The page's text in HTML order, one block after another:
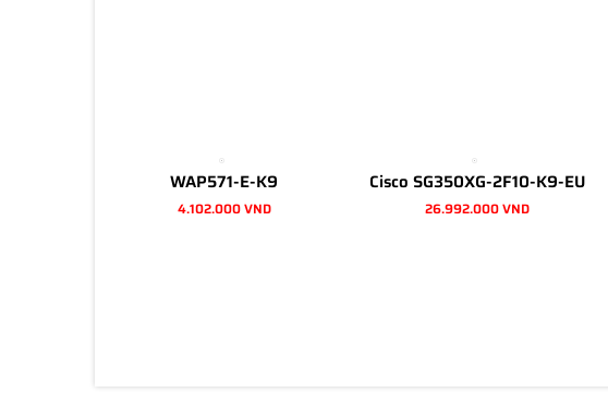
WAP571-E-K9
4.102.000 VND
Cisco SG350XG-2F10-K9-EU
26.992.000 VND